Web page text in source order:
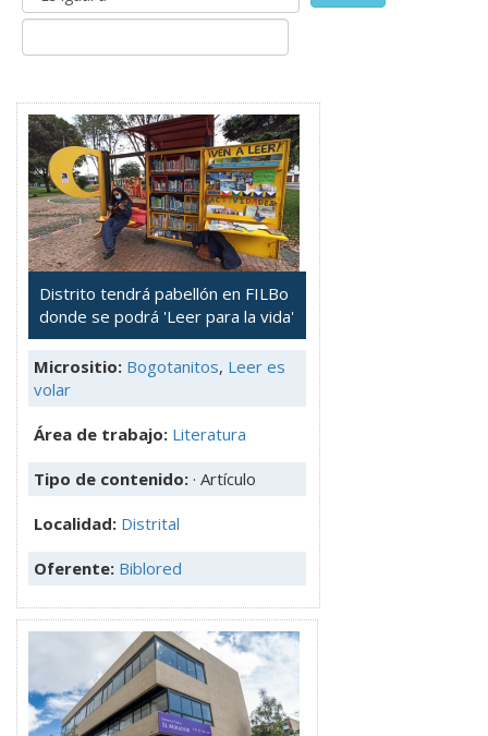
Distrito tendrá pabellón en FILBo
donde se podrá 'Leer para la vida'
Micrositio: Bogotanitos, Leer es
volar
Área de trabajo: Literatura
Tipo de contenido: · Artículo
Localidad: Distrital
Oferente: Biblored